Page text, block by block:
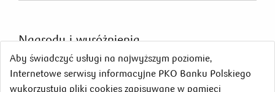
Aby świadczyć usługi na najwyższym poziomie,
Internetowe serwisy informacyjne PKO Banku Polskiego
wykorzystują pliki cookies zapisywane w pamięci
Nagrodyi wyróżnienia